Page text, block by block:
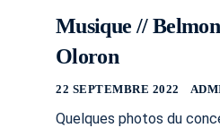
Musique //
Oloron
22 SEPTEMBRE 2022
Quelques photos du